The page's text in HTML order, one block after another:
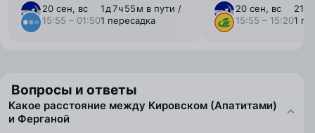
20 сен, вс
15:55 – 01:50
1 ⁠д 7 ⁠ч 55 ⁠м в пути /
1 пересадка
20 сен, вс
15:55 – 15:20
21 ⁠ч
1
Вопросы и ответы
Какое расстояние между Кировском (Апатитами)
и Ферганой